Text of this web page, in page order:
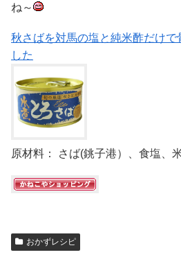
ね～
秋さばを対馬の塩と純米酢だけで
した
原材料： さば(銚子港）、食塩、
おかずレシピ